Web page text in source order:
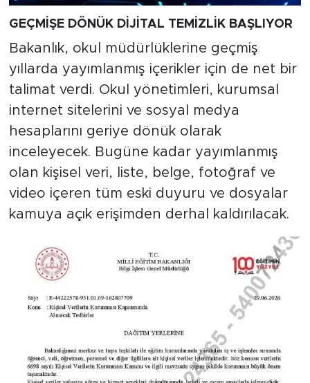
GEÇMİŞE DÖNÜK DİJİTAL TEMİZLİK BAŞLIYOR
Bakanlık, okul müdürlüklerine geçmiş
yıllarda yayımlanmış içerikler için de net bir
talimat verdi. Okul yönetimleri, kurumsal
internet sitelerini ve sosyal medya
hesaplarını geriye dönük olarak
inceleyecek. Bugüne kadar yayımlanmış
olan kişisel veri, liste, belge, fotoğraf ve
video içeren tüm eski duyuru ve dosyalar
kamuya açık erişimden derhal kaldırılacak.